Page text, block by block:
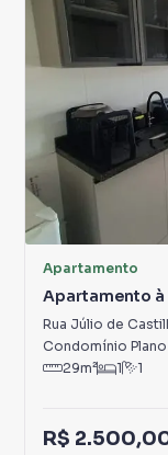
Apartamento
Apartamento à
Rua Júlio de
Condomínio Plano
29m² 1 1
R$